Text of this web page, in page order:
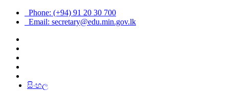
Phone: (+94) 91 20 30 700
Email: secretary@edu.min.gov.lk
සිංහල